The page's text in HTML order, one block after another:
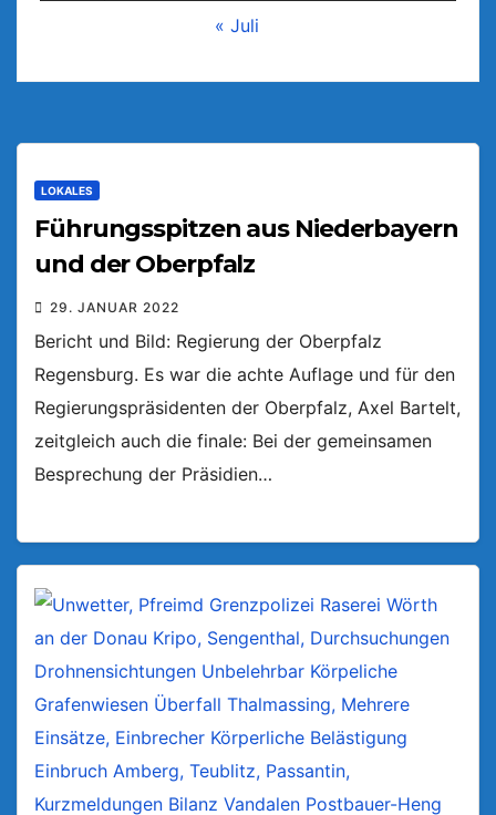
« Juli
LOKALES
Führungsspitzen aus Niederbayern
und der Oberpfalz
29. JANUAR 2022
Bericht und Bild: Regierung der Oberpfalz
Regensburg. Es war die achte Auflage und für den
Regierungspräsidenten der Oberpfalz, Axel Bartelt,
zeitgleich auch die finale: Bei der gemeinsamen
Besprechung der Präsidien…